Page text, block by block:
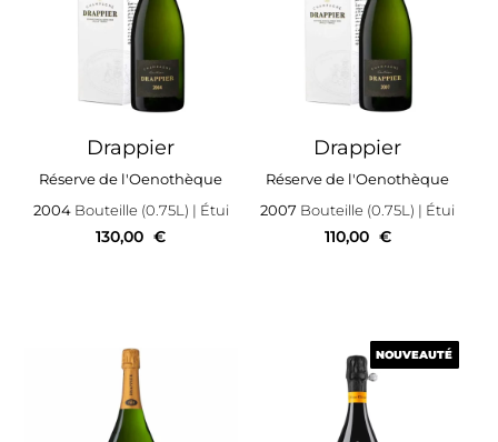
Drappier
Réserve de l'Oenothèque
2004Bouteille (0.75L) | Étui
130,00 €
Drappier
Réserve de l'Oenothèque
2007 Bouteille (0.75L) | Étui
110,00 €
NOUVEAUTÉ
NOUVEAUTÉ